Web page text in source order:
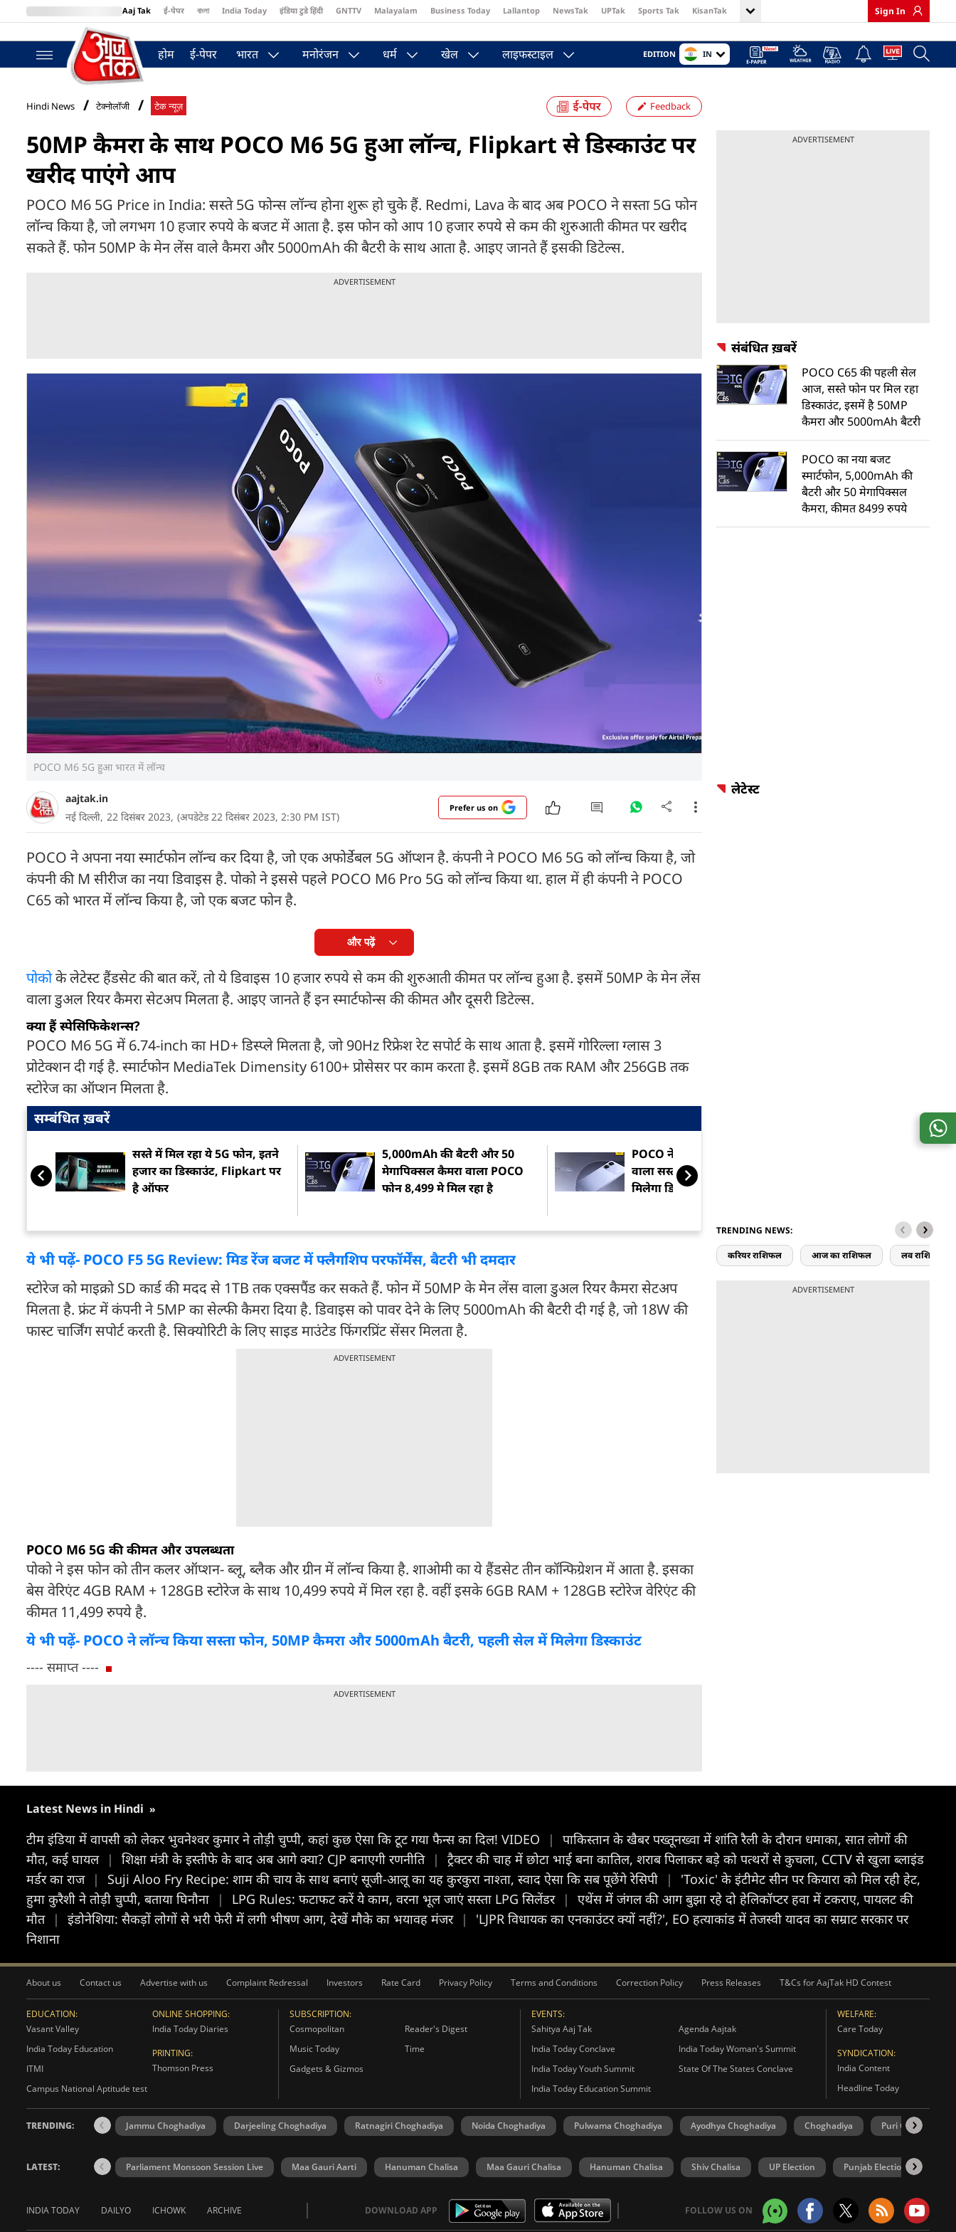
Aaj Tak ई-पेपर বাংলা India Today इंडिया टुडे हिंदी GNTTV Malayalam Business Today Lallantop NewsTak UPTak Sports Tak KisanTak
BT Bazaar
Sign In
होम ई-पेपर भारत मनोरंजन धर्म खेल लाइफस्टाइल EDITION IN
Hindi News टेक्नोलॉजी टेक न्यूज़ Feedback
50MP कैमरा के साथ POCO M6 5G हुआ लॉन्च, Flipkart से डिस्काउंट पर
खरीद पाएंगे आप
POCO M6 5G Price in India: सस्ते 5G फोन्स लॉन्च होना शुरू हो चुके हैं. Redmi, Lava के बाद अब POCO ने सस्ता 5G फोन
लॉन्च किया है, जो लगभग 10 हजार रुपये के बजट में आता है. इस फोन को आप 10 हजार रुपये से कम की शुरुआती कीमत पर खरीद
सकते हैं. फोन 50MP के मेन लेंस वाले कैमरा और 5000mAh की बैटरी के साथ आता है. आइए जानते हैं इसकी डिटेल्स.
ADVERTISEMENT
POCO M6 5G हुआ भारत में लॉन्च
aajtak.in
नई दिल्ली, 22 दिसंबर 2023, (अपडेटेड 22 दिसंबर 2023, 2:30 PM IST)
Prefer us on
POCO ने अपना नया स्मार्टफोन लॉन्च कर दिया है, जो एक अफोर्डेबल 5G ऑप्शन है. कंपनी ने POCO M6 5G को लॉन्च किया है, जो
कंपनी की M सीरीज का नया डिवाइस है. पोको ने इससे पहले POCO M6 Pro 5G को लॉन्च किया था. हाल में ही कंपनी ने POCO
C65 को भारत में लॉन्च किया है, जो एक बजट फोन है.
और पढ़ें
पोकोके लेटेस्ट हैंडसेट की बात करें, तो ये डिवाइस 10 हजार रुपये से कम की शुरुआती कीमत पर लॉन्च हुआ है. इसमें 50MP के मेन लेंस
वाला डुअल रियर कैमरा सेटअप मिलता है. आइए जानते हैं इन स्मार्टफोन्स की कीमत और दूसरी डिटेल्स.
क्या हैं स्पेसिफिकेशन्स?
POCO M6 5G में 6.74-inch का HD+ डिस्प्ले मिलता है, जो 90Hz रिफ्रेश रेट सपोर्ट के साथ आता है. इसमें गोरिल्ला ग्लास 3
प्रोटेक्शन दी गई है. स्मार्टफोन MediaTek Dimensity 6100+ प्रोसेसर पर काम करता है. इसमें 8GB तक RAM और 256GB तक
स्टोरेज का ऑप्शन मिलता है.
सम्बंधित ख़बरें
सस्ते में मिल रहा ये 5G फोन, इतने
हजार का डिस्काउंट, Flipkart पर
है ऑफर
5,000mAh की बैटरी और 50
मेगापिक्सल कैमरा वाला POCO
फोन 8,499 मे मिल रहा है
POCO ने लॉन्च किया 50MP कैमरे
वाला सस्ता फोन, पहली सेल में
मिलेगा डिस्काउंट
ये भी पढ़ें- POCO F5 5G Review: मिड रेंज बजट में फ्लैगशिप परफॉर्मेंस, बैटरी भी दमदार
स्टोरेज को माइक्रो SD कार्ड की मदद से 1TB तक एक्सपैंड कर सकते हैं. फोन में 50MP के मेन लेंस वाला डुअल रियर कैमरा सेटअप
मिलता है. फ्रंट में कंपनी ने 5MP का सेल्फी कैमरा दिया है. डिवाइस को पावर देने के लिए 5000mAh की बैटरी दी गई है, जो 18W की
फास्ट चार्जिंग सपोर्ट करती है. सिक्योरिटी के लिए साइड माउंटेड फिंगरप्रिंट सेंसर मिलता है.
ADVERTISEMENT
POCO M6 5G की कीमत और उपलब्धता
पोको ने इस फोन को तीन कलर ऑप्शन- ब्लू, ब्लैक और ग्रीन में लॉन्च किया है. शाओमी का ये हैंडसेट तीन कॉन्फिग्रेशन में आता है. इसका
बेस वेरिएंट 4GB RAM + 128GB स्टोरेज के साथ 10,499 रुपये में मिल रहा है. वहीं इसके 6GB RAM + 128GB स्टोरेज वेरिएंट की
कीमत 11,499 रुपये है.
ये भी पढ़ें- POCO ने लॉन्च किया सस्ता फोन, 50MP कैमरा और 5000mAh बैटरी, पहली सेल में मिलेगा डिस्काउंट
---- समाप्त ----
ADVERTISEMENT
ADVERTISEMENT
संबंधित ख़बरें
POCO C65 की पहली सेल
आज, सस्ते फोन पर मिल रहा
डिस्काउंट, इसमें है 50MP
कैमरा और 5000mAh बैटरी
POCO का नया बजट
स्मार्टफोन, 5,000mAh की
बैटरी और 50 मेगापिक्सल
कैमरा, कीमत 8499 रुपये
लेटेस्ट
TRENDING NEWS:
करियर राशिफल आज का राशिफल लव राशिफल
ADVERTISEMENT
Latest News in Hindi »
टीम इंडिया में वापसी को लेकर भुवनेश्वर कुमार ने तोड़ी चुप्पी, कहां कुछ ऐसा कि टूट गया फैन्स का दिल! VIDEO |
पाकिस्तान के खैबर पख्तूनख्वा में शांति रैली के दौरान धमाका, सात लोगों की
मौत, कई घायल | शिक्षा मंत्री के इस्तीफे के बाद अब आगे क्या? CJP बनाएगी रणनीति |
ट्रैक्टर की चाह में छोटा भाई बना कातिल, शराब पिलाकर बड़े को पत्थरों से कुचला, CCTV से खुला ब्लाइंड
मर्डर का राज | Suji Aloo Fry Recipe: शाम की चाय के साथ बनाएं सूजी-आलू का यह कुरकुरा नाश्ता, स्वाद ऐसा कि सब पूछेंगे रेसिपी |
'Toxic' के इंटीमेट सीन पर कियारा को मिल रही हेट,
हुमा कुरैशी ने तोड़ी चुप्पी, बताया घिनौना
| LPG Rules: फटाफट करें ये काम, वरना भूल जाएं सस्‍ता LPG सिलेंडर |
एथेंस में जंगल की आग बुझा रहे दो हेलिकॉप्टर हवा में टकराए, पायलट की
मौत | इंडोनेशिया: सैकड़ों लोगों से भरी फेरी में लगी भीषण आग, देखें मौके का भयावह मंजर |
'LJPR विधायक का एनकाउंटर क्यों नहीं?', EO हत्याकांड में तेजस्वी यादव का सम्राट सरकार पर
निशाना
About us Contact us Advertise with us Complaint Redressal Investors Rate Card Privacy Policy Terms and Conditions Correction Policy Press Releases T&Cs for AajTak HD Contest
EDUCATION:
Vasant Valley
India Today Education
ITMI
Campus National Aptitude test
ONLINE SHOPPING:
India Today Diaries
PRINTING:
Thomson Press
SUBSCRIPTION:
Cosmopolitan
Reader's Digest
Music Today
Time
Gadgets & Gizmos
EVENTS:
Sahitya Aaj Tak
Agenda Aajtak
India Today Conclave
India Today Woman's Summit
India Today Youth Summit
State Of The States Conclave
India Today Education Summit
WELFARE:
Care Today
SYNDICATION:
India Content
Headline Today
TRENDING: Jammu Choghadiya Darjeeling Choghadiya Ratnagiri Choghadiya Noida Choghadiya Pulwama Choghadiya Ayodhya Choghadiya Choghadiya Puri Choghadiya
LATEST: Parliament Monsoon Session Live Maa Gauri Aarti Hanuman Chalisa Maa Gauri Chalisa Hanuman Chalisa Shiv Chalisa UP Election Punjab Election
INDIA TODAY DAILYO ICHOWK ARCHIVE DOWNLOAD APP FOLLOW US ON